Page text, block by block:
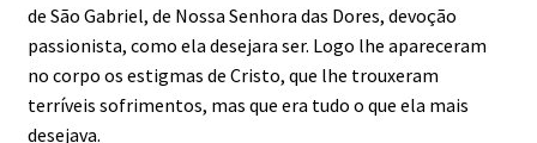
de São Gabriel, de Nossa Senhora das Dores, devoção
passionista, como ela desejara ser. Logo lhe apareceram
no corpo os estigmas de Cristo, que lhe trouxeram
terríveis sofrimentos, mas que era tudo o que ela mais
desejava.